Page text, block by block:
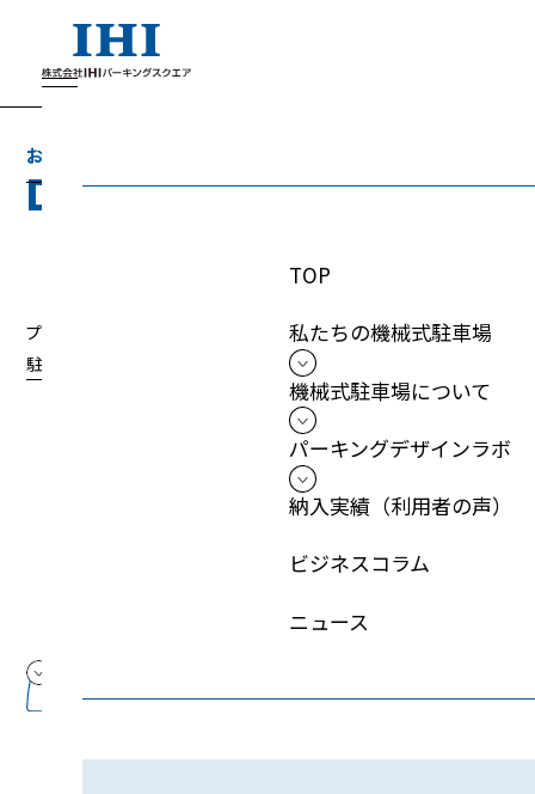
TOP
私たちの機械式駐車場
機械式駐車場について
パーキングデザインラボ
納入実績（利用者の声）
ビジネスコラム
ニュース
お引渡しまでの流れ
D liveryflow
プランニングからアフターケアまで、お客様のご要望に合わせた立体
駐車場をトータルプロデュースいたします。
ださい。お客様のご要望に添えるように駐車